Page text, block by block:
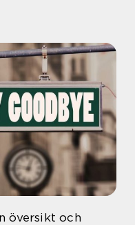
översikt och